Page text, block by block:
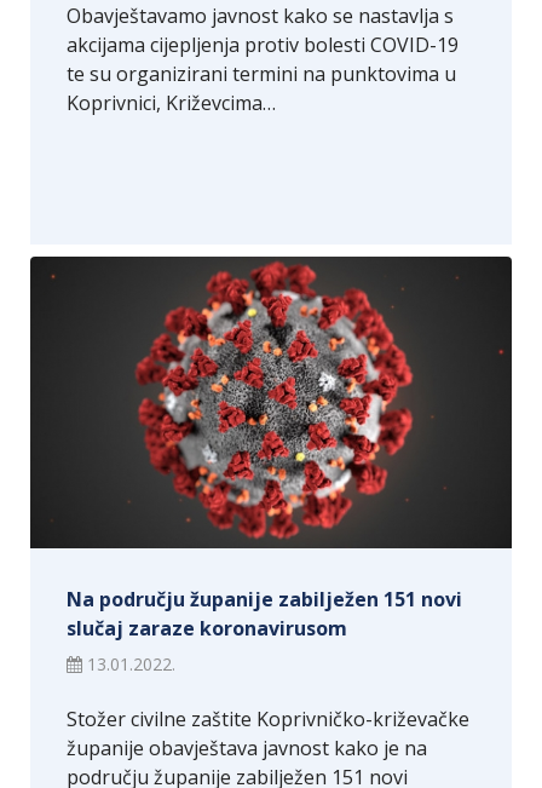
Obavještavamo javnost kako se nastavlja s
akcijama cijepljenja protiv bolesti COVID-19
te su organizirani termini na punktovima u
Koprivnici, Križevcima…
Na području županije zabilježen 151 novi
slučaj zaraze koronavirusom
13.01.2022.
Stožer civilne zaštite Koprivničko-križevačke
županije obavještava javnost kako je na
području županije zabilježen 151 novi